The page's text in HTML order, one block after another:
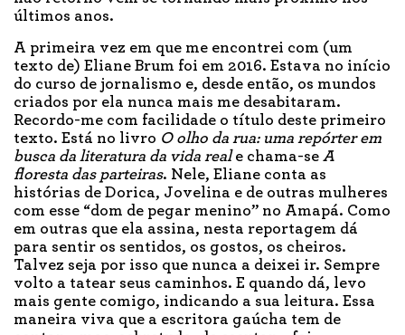
últimos anos.
A primeira vez em que me encontrei com (um
texto de) Eliane Brum foi em 2016. Estava no início
do curso de jornalismo e, desde então, os mundos
criados por ela nunca mais me desabitaram.
Recordo-me com facilidade o título deste primeiro
texto. Está no livro O olho da rua: uma repórter em
busca da literatura da vida reale chama-se A
floresta das parteiras. Nele, Eliane conta as
histórias de Dorica, Jovelina e de outras mulheres
com esse “dom de pegar menino” no Amapá. Como
em outras que ela assina, nesta reportagem dá
para sentir os sentidos, os gostos, os cheiros.
Talvez seja por isso que nunca a deixei ir. Sempre
volto a tatear seus caminhos. E quando dá, levo
mais gente comigo, indicando a sua leitura. Essa
maneira viva que a escritora gaúcha tem de